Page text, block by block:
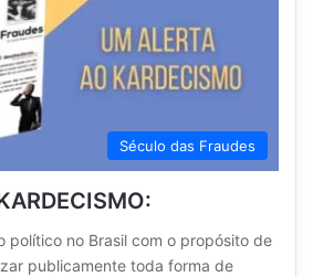
Século das Fraudes
político no Brasil com o propósito de
publicamente toda forma de